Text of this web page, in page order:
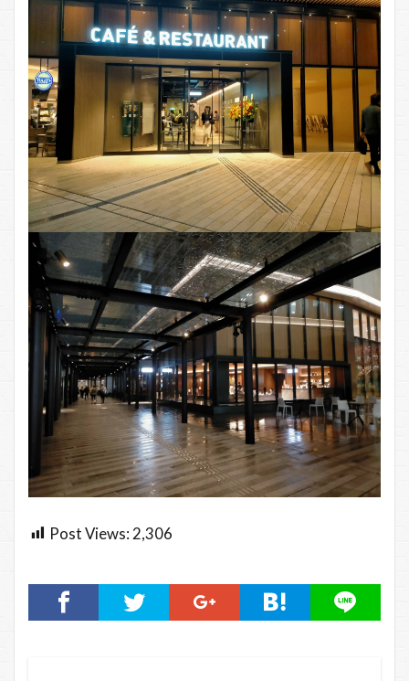
Post Views: 2,306